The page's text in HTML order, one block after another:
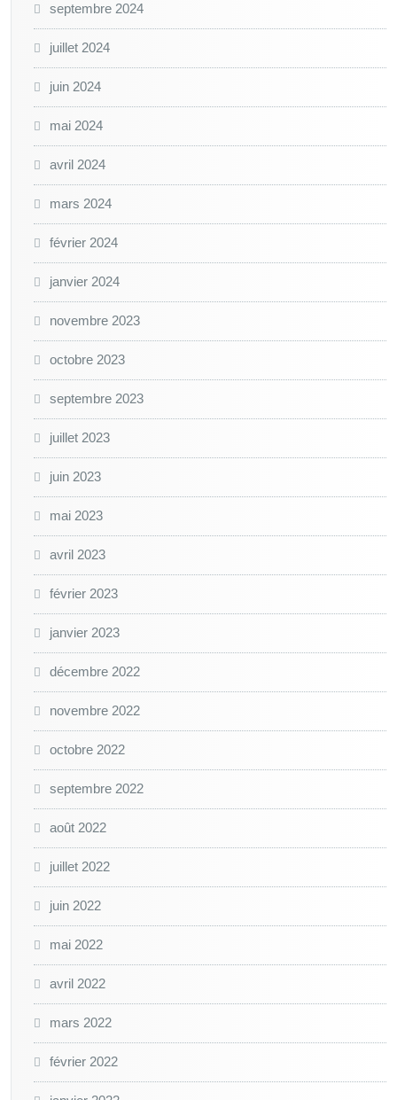
septembre 2024
juillet 2024
juin 2024
mai 2024
avril 2024
mars 2024
février 2024
janvier 2024
novembre 2023
octobre 2023
septembre 2023
juillet 2023
juin 2023
mai 2023
avril 2023
février 2023
janvier 2023
décembre 2022
novembre 2022
octobre 2022
septembre 2022
août 2022
juillet 2022
juin 2022
mai 2022
avril 2022
mars 2022
février 2022